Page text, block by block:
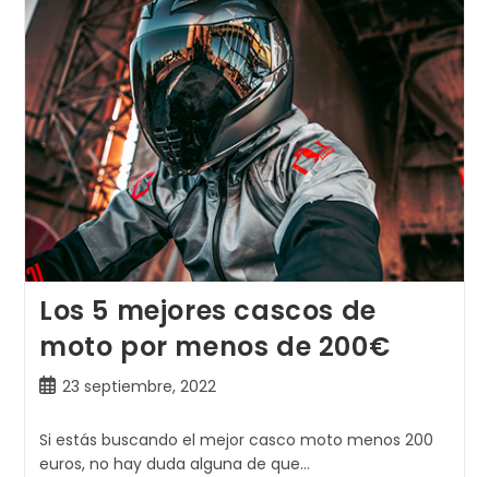
Los 5 mejores cascos de
moto por menos de 200€
Publicación
la
23 septiembre, 2022
Si estás buscando el mejor casco moto menos 200
euros, no hay duda alguna de que…